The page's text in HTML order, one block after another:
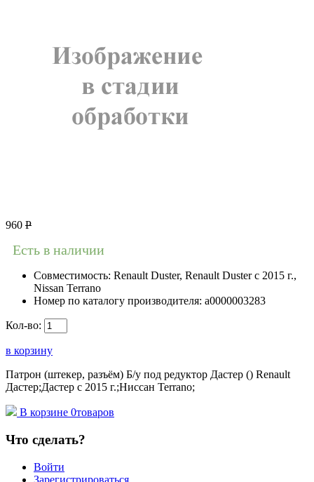
960 Р
Есть в наличии
Совместимость: Renault Duster, Renault Duster с 2015 г.,
Nissan Terrano
Номер по каталогу производителя: а0000003283
Кол-во:
в корзину
Патрон (штекер, разъём) Б/у под редуктор Дастер () Renault
Дастер;Дастер с 2015 г.;Ниссан Terrano;
В корзине 0товаров
Что сделать?
Войти
Зарегистрироваться